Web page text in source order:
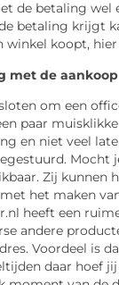
de betaling wel
betaling krijgt
winkel koopt,
met de aankoop
om een
paar
en niet veel
Mocht
Zij kunnen
het maken
heeft een
andere
Voordeel is
daar hoef